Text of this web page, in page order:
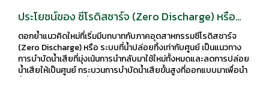
ประโยชน์ของ ซีโรดิสชาร์จ (Zero Discharge) หรือ
ระบบที่น้ำปล่อยทิ้งเท่ากับศูนย์
ตอกย้ำแนวคิดใหม่ที่เริ่มมีบทบาทกับภาคอุตสาหกรรมซีโรดิสชาร์จ
(Zero Discharge) หรือ ระบบที่น้ำปล่อยทิ้งเท่ากับศูนย์ เป็นแนวทาง
การบำบัดน้ำเสียที่มุ่งเน้นการนำกลับมาใช้ใหม่ทั้งหมดและลดการปล่อย
น้ำเสียให้เป็นศูนย์ กระบวนการบำบัดน้ำเสียขั้นสูงที่ออกแบบมาเพื่อนำ